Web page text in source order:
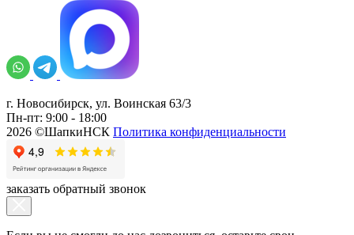
г. Новосибирск, ул. Воинская 63/3
Пн-пт: 9:00 - 18:00
2026 ©ШапкиНСК Политика конфиденциальности
заказать обратный звонок